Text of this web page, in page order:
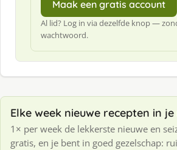
Maak een gratis account
Al lid? Log in via dezelfde knop —
wachtwoord.
Elke week nieuwe recepten in
1× per week de lekkerste nieuwe en
gratis, en je bent in goed gezelschap: